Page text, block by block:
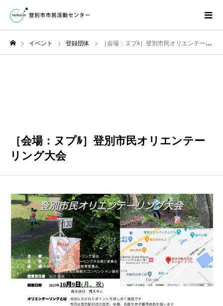
イベント 登録団体 ［会場：ヌプﾙ］登別市民オリエンテーリング大会
［会場：ヌプﾙ］登別市民オリエンテー
リング大会